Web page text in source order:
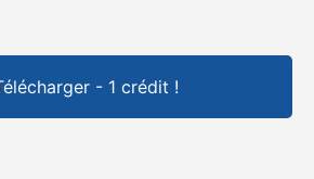
- 1 crédit !